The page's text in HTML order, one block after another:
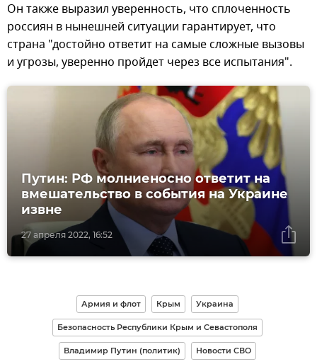
Он также выразил уверенность, что сплоченность
россиян в нынешней ситуации гарантирует, что
страна "достойно ответит на самые сложные вызовы
и угрозы, уверенно пройдет через все испытания".
27 апреля 2022, 16:52
Путин: РФ молниеносно ответит на
вмешательство в события на Украине
извне
Армия и флот Крым Украина
Безопасность Республики Крым и Севастополя
Владимир Путин (политик) Новости СВО